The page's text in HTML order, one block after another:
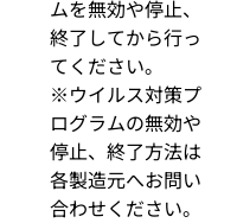
ムを無効や停止、
終了してから行っ
てください。
※ウイルス対策プ
ログラムの無効や
停止、終了方法は
各製造元へお問い
合わせください。